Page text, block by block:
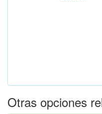
Otras opciones